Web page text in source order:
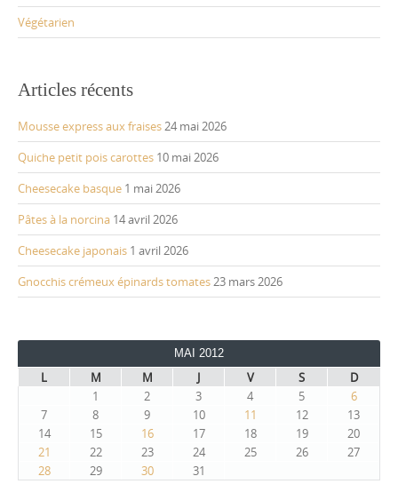
Végétarien
Articles récents
Mousse express aux fraises24 mai 2026
Quiche petit pois carottes 10 mai 2026
Cheesecake basque 1 mai 2026
Pâtes à la norcina 14 avril 2026
Cheesecake japonais 1 avril 2026
Gnocchis crémeux épinards tomates23 mars 2026
MAI 2012
L M M J V S
D
1
2 3 4 5
6
7
8 9 10 11 12
13
14
15 16 17 18 19
20
21
22 23 24 25 26
27
28
29 30 31